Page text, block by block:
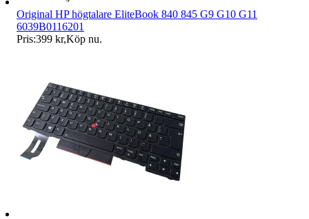
Original HP högtalare EliteBook 840 845 G9 G10 G11
6039B0116201
Pris:399 kr,Köp nu.